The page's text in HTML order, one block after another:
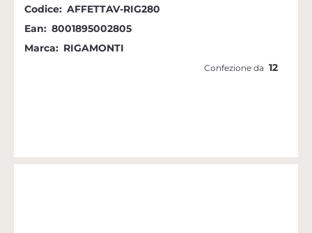
Codice: AFFETTAV-RIG280
Ean: 8001895002805
Marca: RIGAMONTI
Confezione da 12